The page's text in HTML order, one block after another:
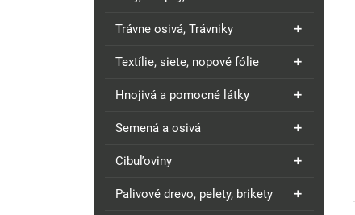
Trávne osivá, Trávniky
Textílie, siete, nopové fólie
Hnojivá a pomocné látky
Semená a osivá
Cibuľoviny
Palivové drevo, pelety, brikety